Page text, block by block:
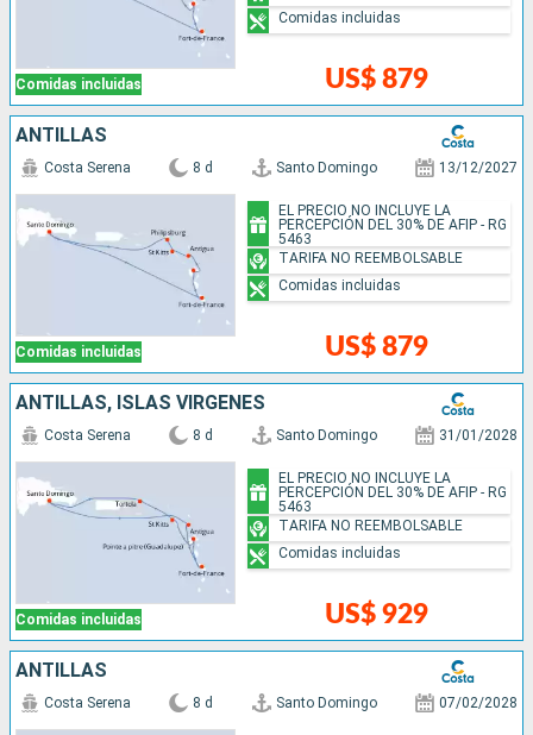
Comidas incluidas US$ 879
Comidas incluidas
ANTILLAS
Comidas incluidas
Costa Serena 8 d Santo Domingo 13/12/2027
US$ 879
EL PRECIO NO INCLUYE LA
PERCEPCIÓN DEL 30% DE AFIP - RG
5463
TARIFA NO REEMBOLSABLE
Comidas incluidas
ANTILLAS, ISLAS VÍRGENES
Comidas incluidas
Costa Serena 8 d Santo Domingo 31/01/2028
US$ 929
EL PRECIO NO INCLUYE LA
PERCEPCIÓN DEL 30% DE AFIP - RG
5463
TARIFA NO REEMBOLSABLE
Comidas incluidas
ANTILLAS
Costa Serena 8 d Santo Domingo 07/02/2028